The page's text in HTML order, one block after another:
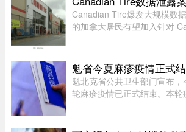
理体系。 ...
Canadian Tire爆发大规模数
的加拿大居民有望加入针对
数据泄露影响的 Canadian ...
魁省今夏麻疹疫情正式
魁北克省公共卫生部门宣布
轮麻疹疫情已正式结束。本轮